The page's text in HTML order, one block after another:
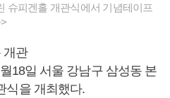
슈피겐홀 개관식에서 기념테이프
개관
18일 서울 강남구 삼성동 본
식을 개최했다.